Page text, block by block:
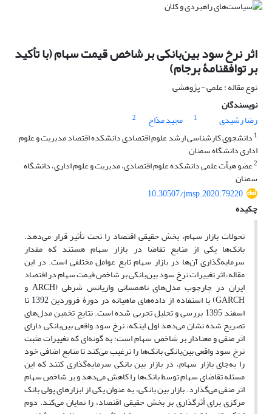
اثر نرخ سود بین‌بانکی بر شاخص قیمت سهام (با تأکید
بر توافقنامۀ برجام)
نوع مقاله : علمی - پژوهشی
نویسندگان
رضا رشیدی
1 مجید مدّاح
2
1 دانشجوی کارشناسی ارشد علوم اقتصادی دانشکده اقتصاد مدیریت و علوم
اداری دانشگاه سمنان
2عضو هیأت علمی دانشکده علوم اقتصادی، مدیریت و علوم اداری، دانشگاه
سمنان
10.30507/jmsp.2020.79220
چکیده
تحولات بازار سهام، بخش حقیقی اقتصاد را تحت تأثیر قرار می‌دهد.
بانک‌ها یکی از منابع تقاضا در بازار سهام هستند که مقدار
سرمایه‌گذاری آن‌ها در بازار سهام تابع عوامل مختلفی است. در این
مقاله، اثر تغییرات نرخ سود بین‌‌بانکی بر شاخص قیمت سهام در اقتصاد
ایران در چارچوب مدل‌های ناهمسانی واریانس شرطی (ARCH و
GARCH) با استفاده از داده‌های ماهیانه در دورۀ فروردین 1392 تا
اسفند 1395 بررسی و تحلیل تجربی شده است. نتایج تخمین مدل‌های
تصریح شده نشان می‌دهد اول اینکه، نرخ سود واقعی بین‌بانکی دارای
اثر منفی و معنادار بر شاخص سهام است؛ به گونه‌ای که تغییرات مثبت
نرخ سود واقعی بین‌بانکی بانک‌ها را ترغیب می‌کند تا منابع اضافی خود
را به‌جای بازار سهام، در بازار بین ‌بانکی سرمایه‌گذاری کنند که این
مسئله تقاضای سهام توسط بانک‌ها را کاهش می‌دهد و بر شاخص سهام
اثر منفی می‌گذارد. بازار بین بانکی، به عنوان یکی از ابزارهای پولی بانک
مرکزی برای أثرگذاری بر بخش حقیقی اقتصاد، را نمایان می‌کند. دوم